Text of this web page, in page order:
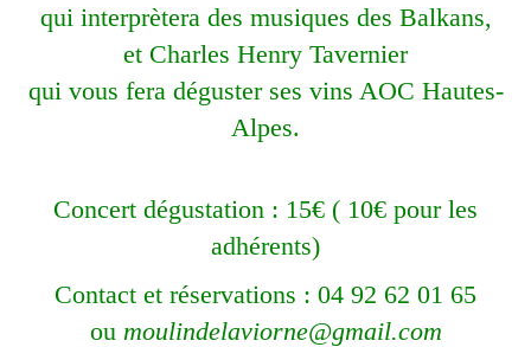
qui interprètera des musiques des Balkans,
et Charles Henry Tavernier
qui vous fera déguster ses vins AOC Hautes-
Alpes.
Concert dégustation : 15€ ( 10€ pour les
adhérents)
Contact et réservations : 04 92 62 01 65
ou moulindelaviorne@gmail.com